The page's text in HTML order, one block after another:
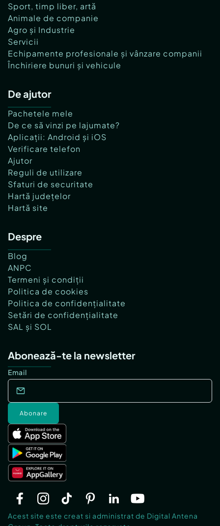
Sport, timp liber, artă
Animale de companie
Agro și Industrie
Servicii
Echipamente profesionale și vânzare companii
Închiriere bunuri și vehicule
De ajutor
Pachetele mele
De ce să vinzi pe lajumate?
Aplicații: Android și iOS
Verificare telefon
Ajutor
Reguli de utilizare
Sfaturi de securitate
Hartă județelor
Hartă site
Despre
Blog
ANPC
Termeni și condiții
Politica de cookies
Politica de confidențialitate
Setări de confidențialitate
SAL și SOL
Abonează-te la newsletter
Email
Abonare
Acest site este creat si administrat de Digital Antena